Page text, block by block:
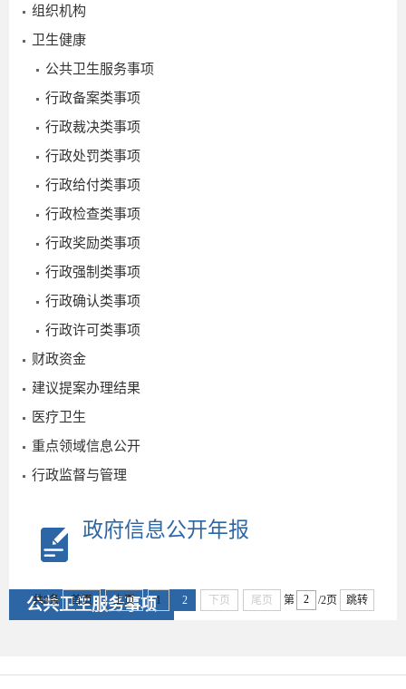
组织机构
卫生健康
公共卫生服务事项
行政备案类事项
行政裁决类事项
行政处罚类事项
行政给付类事项
行政检查类事项
行政奖励类事项
行政强制类事项
行政确认类事项
行政许可类事项
财政资金
建议提案办理结果
医疗卫生
重点领域信息公开
行政监督与管理
政府信息公开年报
公共卫生服务事项
共8条 首页 上页 1 2 下页 尾页 第 /2页 跳转